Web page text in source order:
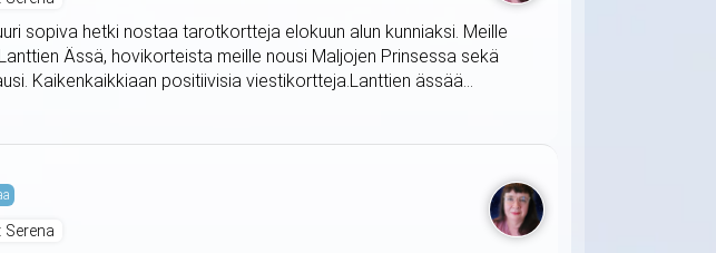
sopiva hetki nostaa tarotkortteja elokuun alun kunniaksi. Meille
Ässä, hovikorteista meille nousi Maljojen Prinsessa sekä
Kaikenkaikkiaan positiivisia viestikortteja.Lanttien ässää...
Serena